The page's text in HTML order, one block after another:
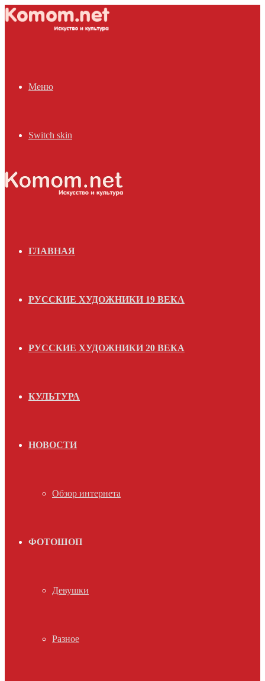
Меню
Switch skin
ГЛАВНАЯ
РУССКИЕ ХУДОЖНИКИ 19 ВЕКА
РУССКИЕ ХУДОЖНИКИ 20 ВЕКА
КУЛЬТУРА
НОВОСТИ
Обзор интернета
ФОТОШОП
Девушки
Разное